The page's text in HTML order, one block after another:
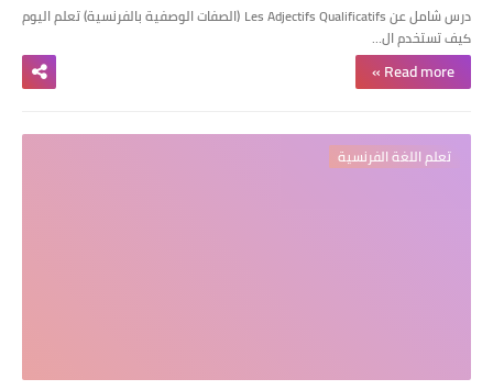
درس شامل عن Les Adjectifs Qualificatifs (الصفات الوصفية بالفرنسية) تعلم اليوم
كيف تستخدم ال…
Read more »
تعلم اللغة الفرنسية